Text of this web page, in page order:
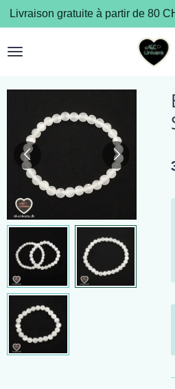
Passer
au
contenu
Livraison gratuite à partir de 80